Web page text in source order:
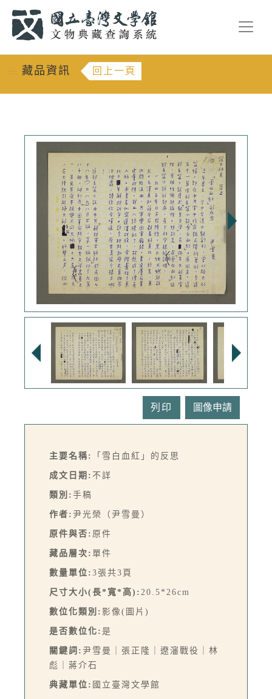
::: 藏品資訊 回上一頁
列印
主要名稱: 「雪白血紅」的反思
成文日期: 不詳
類別: 手稿
作者: 尹光榮（尹雪曼）
原件與否: 原件
藏品層次: 單件
數量單位: 3張共3頁
尺寸大小(長*寬*高): 20.5*26cm
數位化類別: 影像(圖片)
是否數位化: 是
關鍵詞: 尹雪曼｜張正隆｜遼瀋戰役｜林
彪｜蔣介石
典藏單位: 國立臺灣文學館